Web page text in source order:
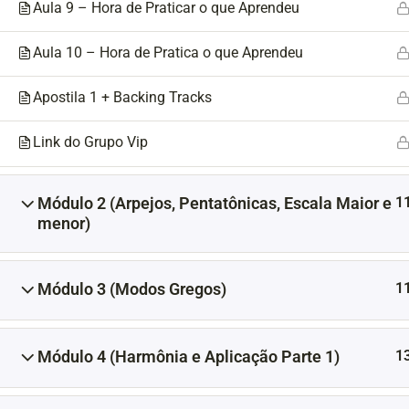
Aula 9 – Hora de Praticar o que Aprendeu
Aula 10 – Hora de Pratica o que Aprendeu
Apostila 1 + Backing Tracks
Link do Grupo Vip
Módulo 2 (Arpejos, Pentatônicas, Escala Maior e
menor)
11
Módulo 3 (Modos Gregos) 11
Módulo 4 (Harmônia e Aplicação Parte 1)